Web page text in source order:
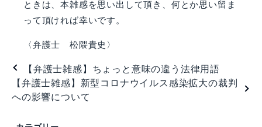
ときは、本雑感を思い出して頂き、何とか思い留ま
って頂ければ幸いです。
〈弁護士 松隈貴史〉
【弁護士雑感】ちょっと意味の違う法律用語
【弁護士雑感】新型コロナウイルス感染拡大の裁判
への影響について